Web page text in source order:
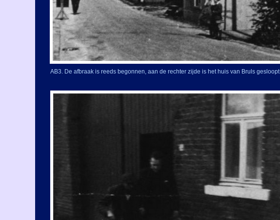
AB3. De afbraak is reeds begonnen, aan de rechter zijde is het huis van Bruls gesloopt